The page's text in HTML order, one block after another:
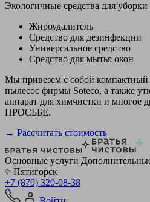
Экологичные средства для
Жироудалитель
Средство для дезинфекции
Универсальное средство
Средство для мытья окон
Мы привезем с собой
пылесос фирмы Soteco, а также
аппарат для химчистки и
ПРОСЬБЕ.
→ Рассчитать стоимость
Основные услуги
Пятигорск
+7 (879) 320-08-38